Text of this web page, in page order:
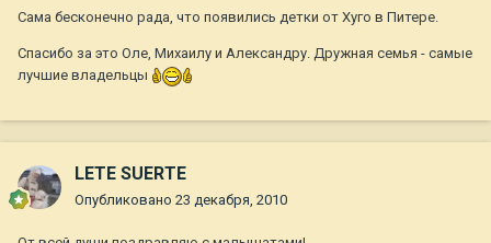
Сама бесконечно рада, что появились детки от Хуго в Питере.
Спасибо за это Оле, Михаилу и Александру. Дружная семья - самые
лучшие владельцы
LETE SUERTE
Опубликовано 23 декабря, 2010